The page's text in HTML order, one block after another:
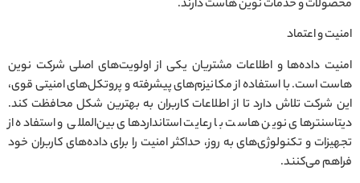
محصولات و خدمات نوین هاست دارند.
امنیت و اعتماد
امنیت داده‌ها و اطلاعات مشتریان یکی از اولویت‌های اصلی شرکت نوین
هاست است. با استفاده از مکانیزم‌های پیشرفته و پروتکل‌های امنیتی قوی،
این شرکت تلاش دارد تا از اطلاعات کاربران به بهترین شکل محافظت کند.
دیتاسنترهای نوین هاست با رعایت استانداردهای بین‌المللی و استفاده از
تجهیزات و تکنولوژی‌های به روز، حداکثر امنیت را برای داده‌های کاربران خود
فراهم می‌کنند.